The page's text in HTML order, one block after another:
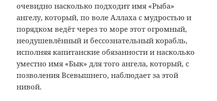
очевиднонасколько подходит имя «Рыба»
ангелу,который, по воле Аллаха с мудростью и
порядком ведёт через то море этотогромный,
неодушевлённый и бессознательныйкорабль,
исполняя капитанские обязанностии насколько
уместно имя «Бык» для тогоангела, который, с
позволения Всевышнего,наблюдает за этой
нивой.